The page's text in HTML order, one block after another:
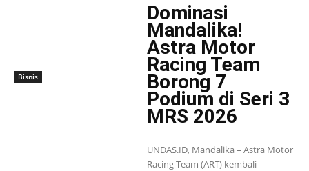
Bisnis
Dominasi
Mandalika!
Astra Motor
Racing Team
Borong 7
Podium di Seri 3
MRS 2026
UNDAS.ID, Mandalika – Astra Motor
Racing Team (ART) kembali